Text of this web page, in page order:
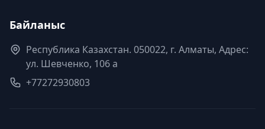
Байланыс
Республика Казахстан. 050022, г. Алматы, Адрес:
ул. Шевченко, 106 а
+77272930803